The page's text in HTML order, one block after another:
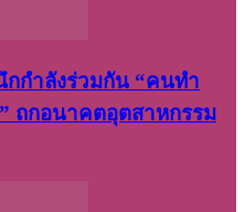
กำลังร่วมกัน “คนทำ
ถกอนาคตอุตสาหกรรม